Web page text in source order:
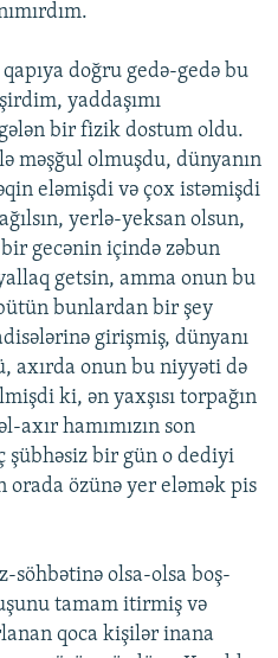
doğru gedə-gedə bu
yaddaşımı
bir fizik dostum oldu.
məşğul olmuşdu, dünyanın
eləmişdi və çox istəmişdi
yerlə-yeksan olsun,
gecənin içində zəbun
getsin, amma onun bu
bunlardan bir şey
girişmiş, dünyanı
axırda onun bu niyyəti də
ki, ən yaxşısı torpağın
axır hamımızın son
şübhəsiz bir gün o dediyi
orada özünə yer eləmək pis
söhbətinə olsa-olsa boş-
tamam itirmiş və
qoca kişilər inana